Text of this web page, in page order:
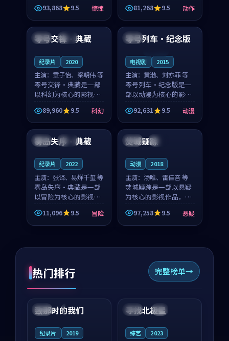
长展开，整体节奏紧
凑，值得推荐观看。
93,868 9.5 惊悚
人物成长展开，整体节
奏紧凑，值得推荐观
看。
81,268 9.5 动作
泰国 院线
零号交锋·典藏
纪录片 2020
主演： 章子怡、梁朝伟 等
零号交锋·典藏是一部
以科幻为核心的影视作
品，围绕危机、反转与
人物成长展开，整体节
奏紧凑，值得推荐观
看。
89,960 9.5 科幻
韩国
零号列车·纪念版
电视剧 2015
主演： 黄渤、刘亦菲 等
零号列车·纪念版是一
部以动漫为核心的影视
作品，围绕危机、反转
与人物成长展开，整体
节奏紧凑，值得推荐观
看。
92,631 9.5 动漫
美国 完结
雾岛失序·典藏
纪录片 2022
主演： 张译、易烊千玺 等
雾岛失序·典藏是一部
以冒险为核心的影视作
品，围绕危机、反转与
人物成长展开，整体节
奏紧凑，值得推荐观
11,096 9.5 冒险
中国 热播
焚城疑踪
动漫 2018
主演： 汤唯、雷佳音 等
焚城疑踪是一部以悬疑
为核心的影视作品，围
绕危机、反转与人物成
长展开，整体节奏紧
凑，值得推荐观看。
97,258 9.5 悬疑
热门排行 完整榜单
中国 4K
99:22
致那时的我们
纪录片 2019
中国 4K
99:18
寻找北极星
综艺 2023